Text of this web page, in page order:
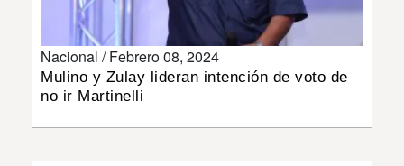
Nacional /Febrero 08, 2024
Mulino y Zulay lideran intención de voto de
no ir Martinelli